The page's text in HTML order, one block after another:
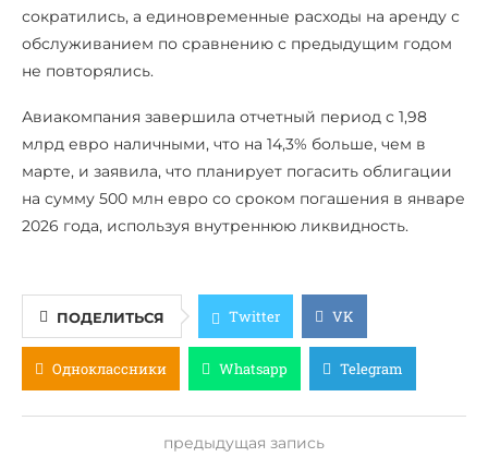
сократились, а единовременные расходы на аренду с
обслуживанием по сравнению с предыдущим годом
не повторялись.
Авиакомпания завершила отчетный период с 1,98
млрд евро наличными, что на 14,3% больше, чем в
марте, и заявила, что планирует погасить облигации
на сумму 500 млн евро со сроком погашения в январе
2026 года, используя внутреннюю ликвидность.
ПОДЕЛИТЬСЯ Twitter VK
Одноклассники Whatsapp Telegram
предыдущая запись